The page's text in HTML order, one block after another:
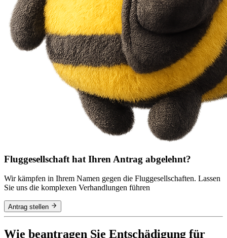
Fluggesellschaft hat Ihren Antrag abgelehnt?
Wir kämpfen in Ihrem Namen gegen die Fluggesellschaften. Lassen
Sie uns die komplexen Verhandlungen führen
Antrag stellen
Wie beantragen Sie Entschädigung für